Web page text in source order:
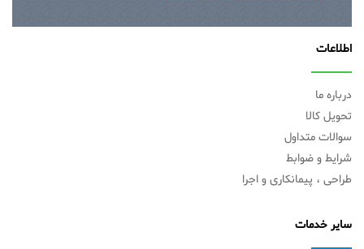
اطلاعات
درباره ما
تحویل کالا
سوالات متداول
شرایط و ضوابط
طراحی ، پیمانکاری و اجرا
سایر خدمات